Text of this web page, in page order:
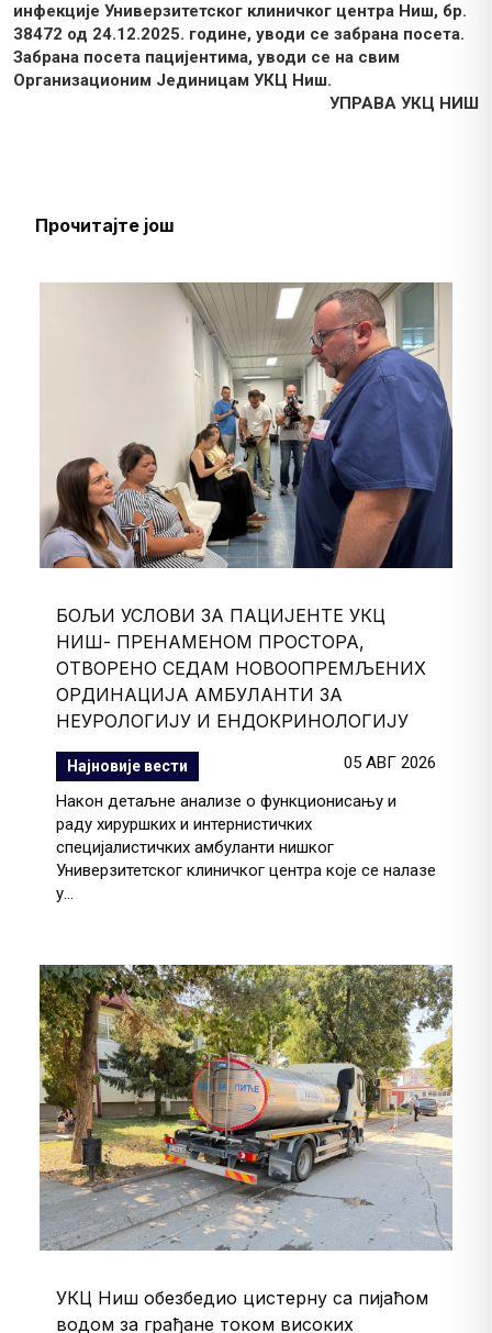
инфекције Универзитетског клиничког центра Ниш, бр.
38472 од 24.12.2025. године, уводи се забрана посета.
Забрана посета пацијентима, уводи се на свим
Oрганизационим Jединицам УКЦ Ниш.
УПРАВА УКЦ НИШ
Прочитајте још
БОЉИ УСЛОВИ ЗА ПАЦИЈЕНТЕ УКЦ
НИШ- ПРЕНАМЕНОМ ПРОСТОРА,
ОТВОРЕНО СЕДАМ НОВООПРЕМЉЕНИХ
ОРДИНАЦИЈА АМБУЛАНТИ ЗА
НЕУРОЛОГИЈУ И ЕНДОКРИНОЛОГИЈУ
Најновије вести
05 АВГ 2026
Након детаљне анализе о функционисању и
раду хируршких и интернистичких
специјалистичких амбуланти нишког
Универзитетског клиничког центра које се налазе
у...
УКЦ Ниш обезбедио цистерну са пијаћом
водом за грађане током високих